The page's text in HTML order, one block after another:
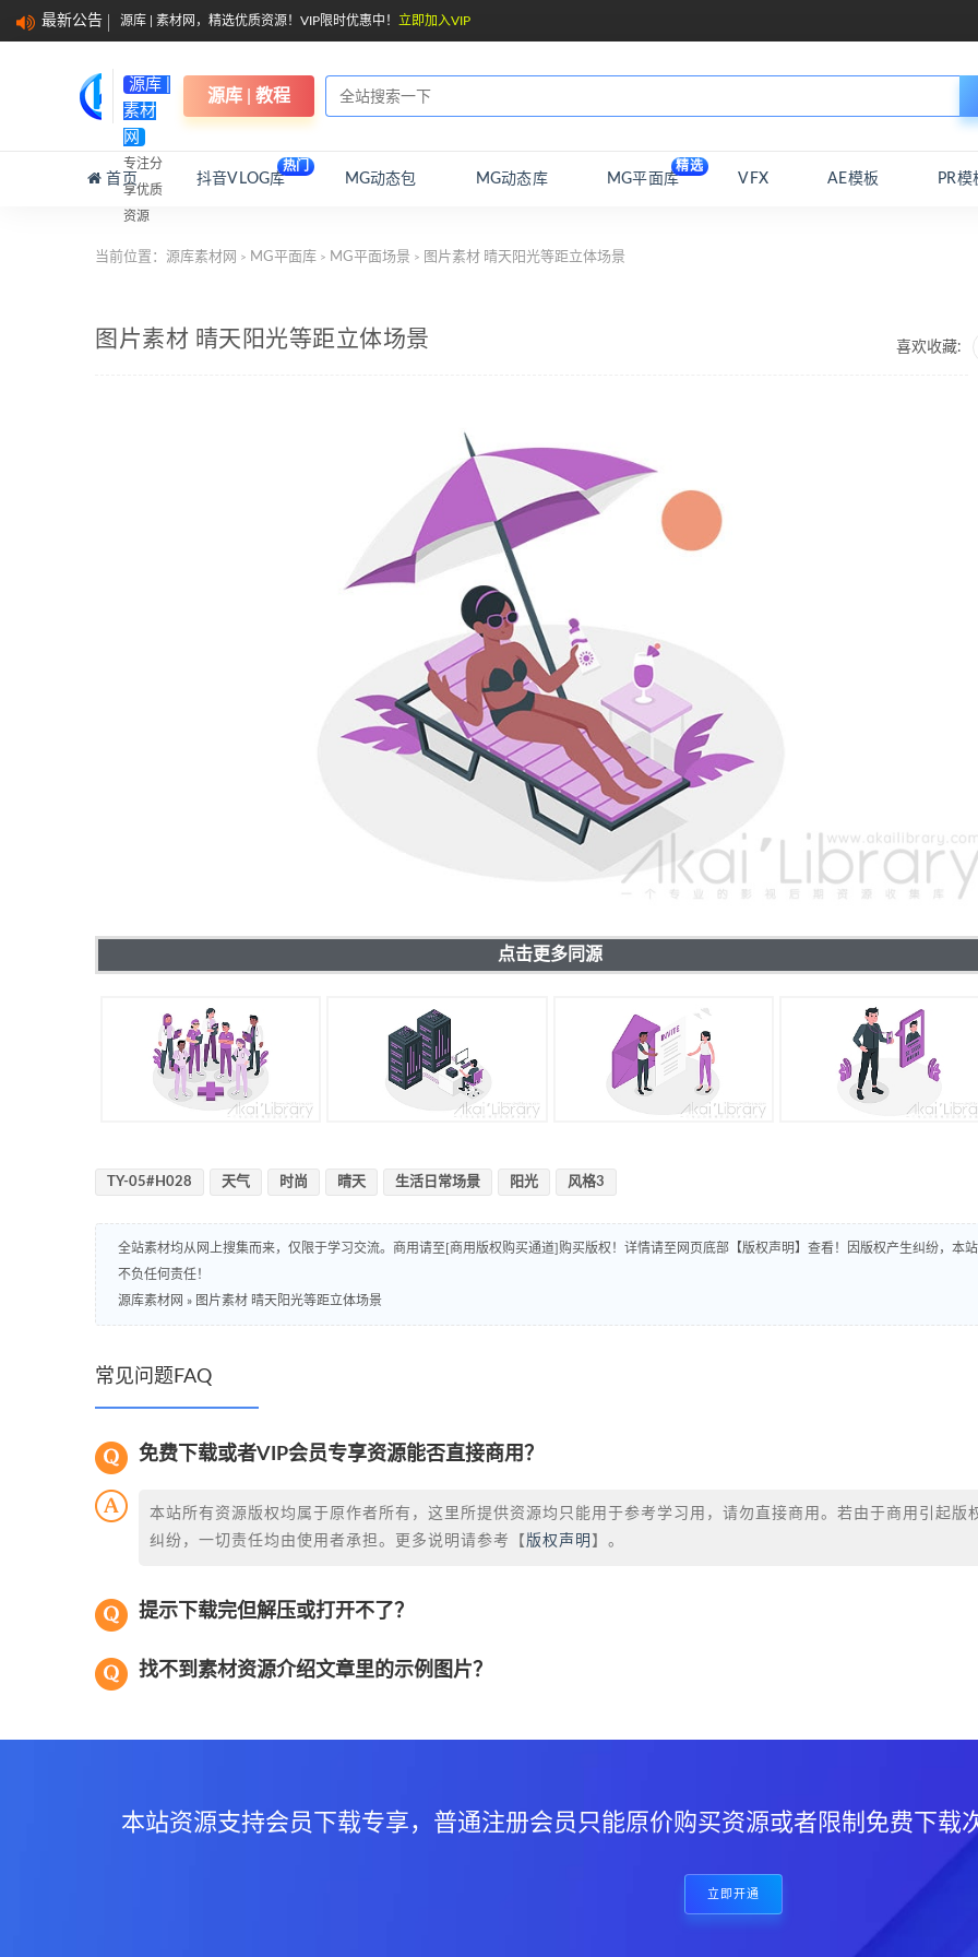
最新公告 源库 | 素材网，精选优质资源！VIP限时优惠中！ 立即加入VIP
源库 |
素材
网
专注分
享优质
资源
源库 | 教程
首页 抖音VLOG库
热门
MG动态包 MG动态库 MG平面库
精选
VFX AE模板 PR模
当前位置： 源库素材网 > MG平面库 > MG平面场景 > 图片素材 晴天阳光等距立体场景
喜欢收藏:
图片素材 晴天阳光等距立体场景
点击更多同源
TY-05#H028 天气 时尚 晴天 生活日常场景 阳光 风格3
全站素材均从网上搜集而来，仅限于学习交流。商用请至[商用版权购买通道]购买版权！详情请至网页底部【版权声明】查看！因版权产生纠纷，本站
不负任何责任！
源库素材网 » 图片素材 晴天阳光等距立体场景
常见问题FAQ
免费下载或者VIP会员专享资源能否直接商用？
本站所有资源版权均属于原作者所有，这里所提供资源均只能用于参考学习用，请勿直接商用。若由于商用引起版
纠纷，一切责任均由使用者承担。更多说明请参考【 版权声明 】。
提示下载完但解压或打开不了？
找不到素材资源介绍文章里的示例图片？
本站资源支持会员下载专享，普通注册会员只能原价购买资源或者限制免费下载
立即开通